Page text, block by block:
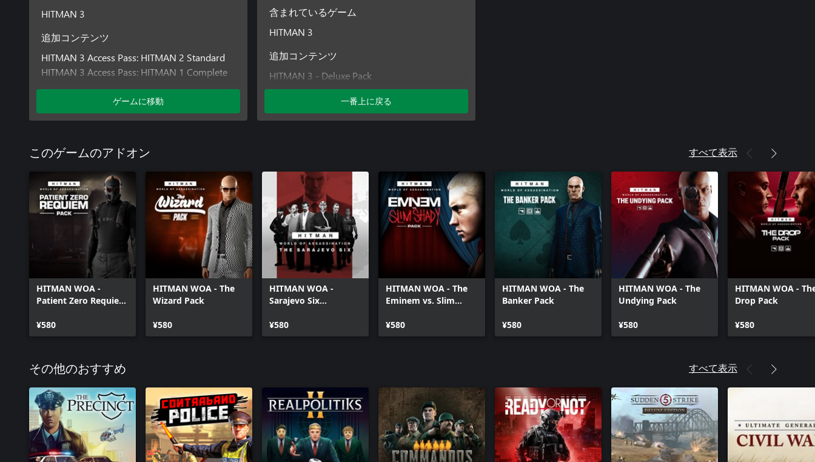
HITMAN 3
追加コンテンツ
HITMAN 3 Access Pass: HITMAN 2 Standard
HITMAN 3 Access Pass: HITMAN 1 Complete
First Season
HITMAN 3 - Mendoza
HITMAN 3 - Chongqing
HITMAN 3 - Dartmoor
HITMAN 3 - Carpathian Mountains
HITMAN 3 - Berlin
HITMAN 3 Access Pass: HITMAN 1 GOTY
Upgrade
ゲームに移動
含まれているゲーム
HITMAN 3
追加コンテンツ
HITMAN 3 - Deluxe Pack
HITMAN 3 Access Pass: HITMAN 1 GOTY
HITMAN 3 Access Pass: HITMAN 1 Complete
HITMAN 3 - Dubai
HITMAN 3 - Dartmoor
HITMAN 3 - Berlin
HITMAN 3 - Mendoza
HITMAN 3 - Chongqing
HITMAN 3 - Carpathian Mountains
HITMAN 3: Seven Deadly Sins Collection
一番上に戻る
このゲームのアドオン すべて表示
HITMAN WOA -
Patient Zero Requiem
¥580
HITMAN WOA - The
Wizard Pack
¥580
HITMAN WOA -
Sarajevo Six
¥580
HITMAN WOA - The
Eminem vs. Slim
¥580
HITMAN WOA - The
Banker Pack
¥580
HITMAN WOA - The
Undying Pack
¥580
HITMAN WOA -
Drop Pack
¥580
その他のおすすめ すべて表示